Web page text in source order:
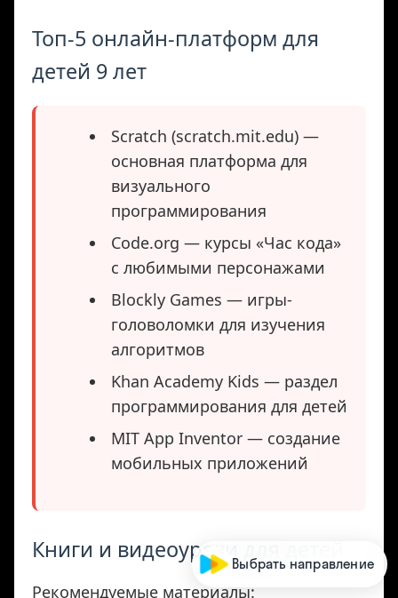
Топ-5 онлайн-платформ для
детей 9 лет
Scratch (scratch.mit.edu) —
основная платформа для
визуального
программирования
Code.org — курсы «Час кода»
с любимыми персонажами
Blockly Games — игры-
головоломки для изучения
алгоритмов
Khan Academy Kids — раздел
программирования для детей
MIT App Inventor — создание
мобильных приложений
Книги и видеоуроки для детей
Рекомендуемые материалы:
Выбрать направление